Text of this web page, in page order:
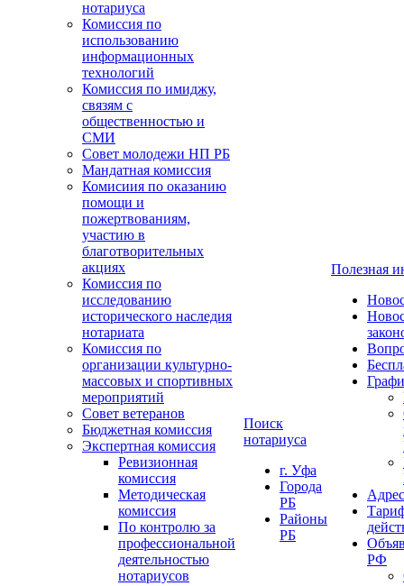
нотариуса
Комиссия по
использованию
информационных
технологий
Комиссия по имиджу,
связям с
общественностью и
СМИ
Совет молодежи НП РБ
Мандатная комиссия
Комисиия по оказанию
помощи и
пожертвованиям,
участию в
благотворительных
акциях
Комиссия по
исследованию
исторического наследия
нотариата
Комиссия по
организации культурно-
массовых и спортивных
мероприятий
Совет ветеранов
Бюджетная комиссия
Экспертная комиссия
Ревизионная
комиссия
Методическая
комиссия
По контролю за
профессиональной
деятельностью
нотариусов
Поиск
нотариуса
г. Уфа
Города
РБ
Районы
РБ
Полезная
РФ